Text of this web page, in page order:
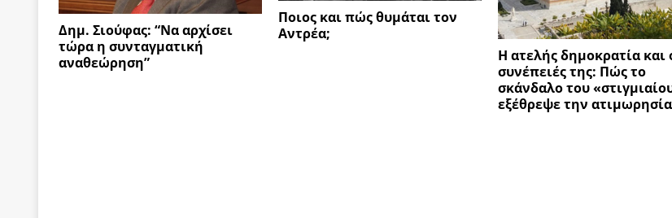
Δημ. Σιούφας: “Να αρχίσει
τώρα η συνταγματική
αναθεώρηση”
Ποιος και πώς θυμάται τον
Αντρέα;
Η ατελής δημοκρατία και
συνέπειές της: Πώς το
σκάνδαλο του
εξέθρεψε την ατιμωρησία